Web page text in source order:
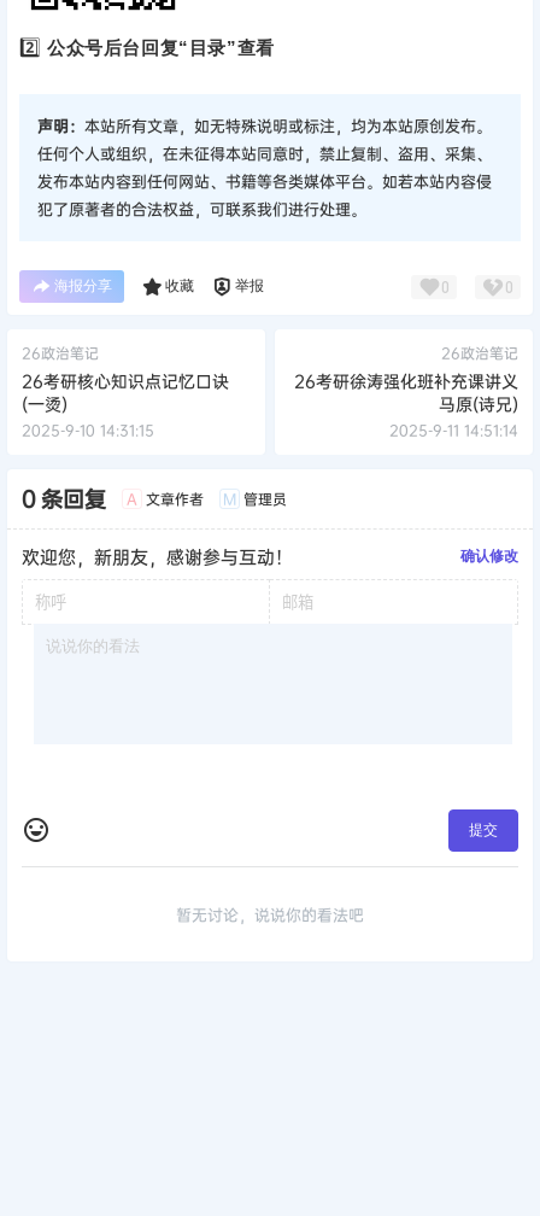
2️⃣公众号后台回复“目录”查看
声明： 本站所有文章，如无特殊说明或标注，均为本站原创发布。
任何个人或组织，在未征得本站同意时，禁止复制、盗用、采集、
发布本站内容到任何网站、书籍等各类媒体平台。如若本站内容侵
犯了原著者的合法权益，可联系我们进行处理。
海报分享 收藏 举报 0 0
26政治笔记
26考研核心知识点记忆口诀
(一烫)
2025-9-10 14:31:15
26政治笔记
26考研徐涛强化班补充课讲义
马原(诗兄)
2025-9-11 14:51:14
0 条回复 A 文章作者 M 管理员
欢迎您，新朋友，感谢参与互动！ 确认修改
提交
暂无讨论，说说你的看法吧